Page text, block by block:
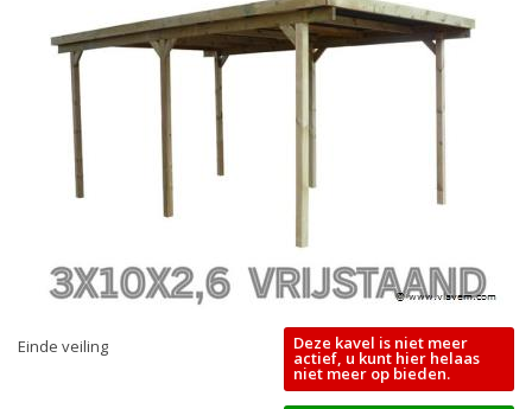
Einde veiling Deze kavel is niet meer
actief, u kunt hier helaas
niet meer op bieden.